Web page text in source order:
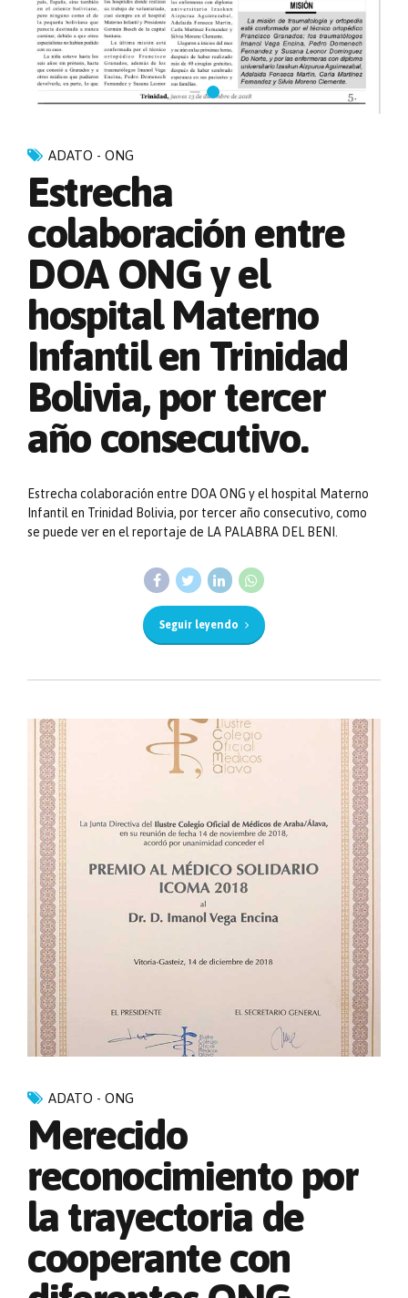
ADATO - ONG
Estrecha
colaboración entre
DOA ONG y el
hospital Materno
Infantil en Trinidad
Bolivia, por tercer
año consecutivo.
Estrecha colaboración entre DOA ONG y el hospital Materno
Infantil en Trinidad Bolivia, por tercer año consecutivo, como
se puede ver en el reportaje de LA PALABRA DEL BENI.
Seguir leyendo
ADATO - ONG
Merecido
reconocimiento por
la trayectoria de
cooperante con